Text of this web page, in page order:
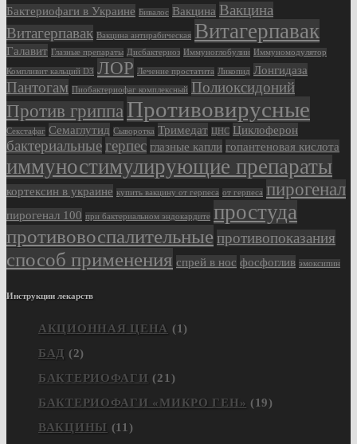
Бактериофаги в Украине Бивалос Вакцина Вакцина
Витагерпавак Вакцина антирабическая Витагерпавак
Галавит Глазные препараты Дисбактериоз Иммуноглобулин Иммуномодулятор
Компливит кальций D3 ЛОР Лечение простатита Ликопид Лонгидаза
Пантогам Пиобактериофаг комплексный Полиоксидоний
Против гриппа Противовирусные
Секстафаг Семаглутид Сыворотка Тримедат ЦНС Циклоферон
бактериальныегерпес глазные капли гопантеновая кислота
иммуностимулирующие препараты
кортексин в украине купить вакцину от герпеса от герпеса пирогенал
пирогенал 100 при бактериальном эндокардите простуда
противовоспалительные противопоказания
способ применения спрей в нос фосфоглив эмоксипин
Инструкции лекарств
АКЦИОННАЯ ЦЕНА (1)
БАД (2)
БАКТЕРИОФАГИ (21)
БАКТЕРИОФАГИ «МИКРО ГЕН» (19)
ВАКЦИНЫ (11)